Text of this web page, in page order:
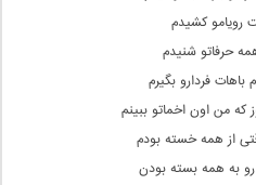
رویامو کشیدم
حرفاتو شنیدم
فردارو بگیرم
من اون اخماتو ببینم
از همه خسته بودم
رو به همه بسته بودن